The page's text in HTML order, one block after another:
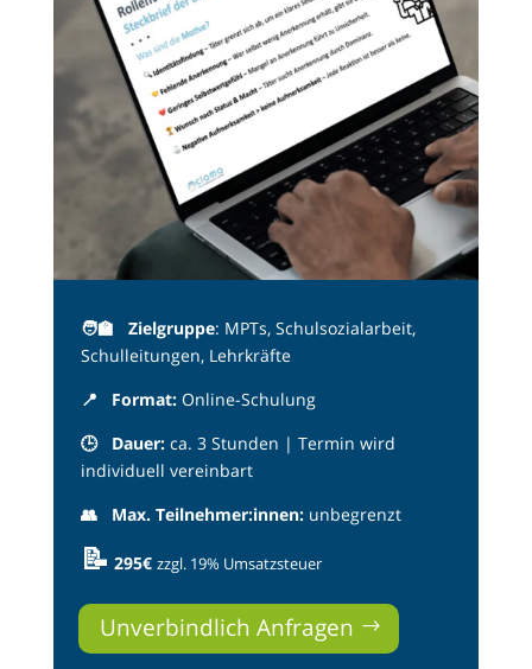
🧑‍🏫 Zielgruppe: MPTs, Schulsozialarbeit,
Schulleitungen, Lehrkräfte
📍 Format:Online-Schulung
🕒 Dauer:ca. 3 Stunden | Termin wird
individuell vereinbart
👥 Max. Teilnehmer:innen:unbegrenzt
📝 295€ zzgl. 19% Umsatzsteuer
Unverbindlich Anfragen